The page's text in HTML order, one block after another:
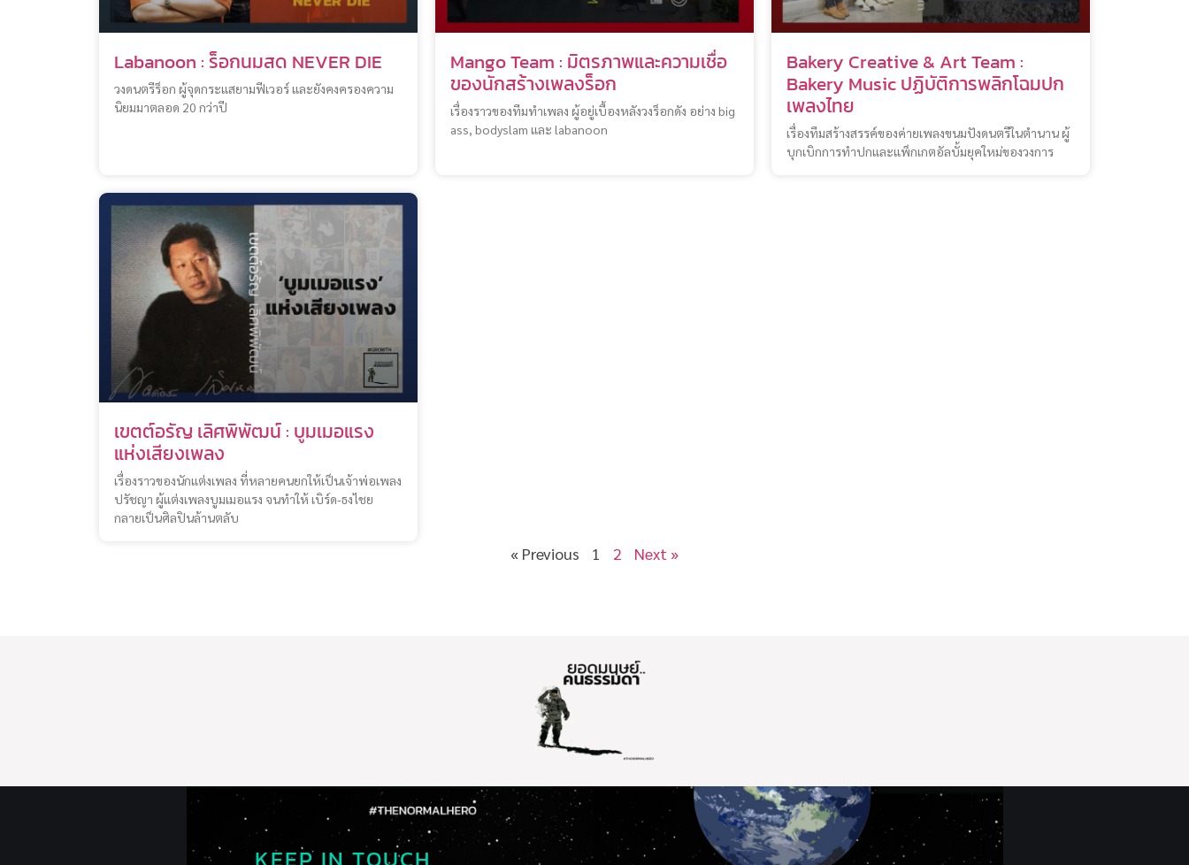
Labanoon : ร็อกนมสด NEVER DIE
วงดนตรีร็อก ผู้จุดกระแสยามฟีเวอร์ และยังคงครองความ
นิยมมาตลอด 20 กว่าปี
Mango Team : มิตรภาพและความเชื่อ
ของนักสร้างเพลงร็อก
เรื่องราวของทีมทำเพลง ผู้อยู่เบื้องหลังวงร็อกดัง อย่าง big
ass, bodyslam และ labanoon
Bakery Creative & Art Team :
Bakery Music ปฏิบัติการพลิกโฉมปก
เพลงไทย
เรื่องทีมสร้างสรรค์ของค่ายเพลงขนมปังดนตรีในตำนาน ผู้
บุกเบิกการทำปกและแพ็กเกตอัลบั้มยุคใหม่ของวงการ
เขตต์อรัญ เลิศพิพัฒน์ : บูมเมอแรง
แห่งเสียงเพลง
เรื่องราวของนักแต่งเพลง ที่หลายคนยกให้เป็นเจ้าพ่อเพลง
ปรัชญา ผู้แต่งเพลงบูมเมอแรง จนทำให้ เบิร์ด-ธงไชย
กลายเป็นศิลปินล้านตลับ
« Previous 1 2 Next »